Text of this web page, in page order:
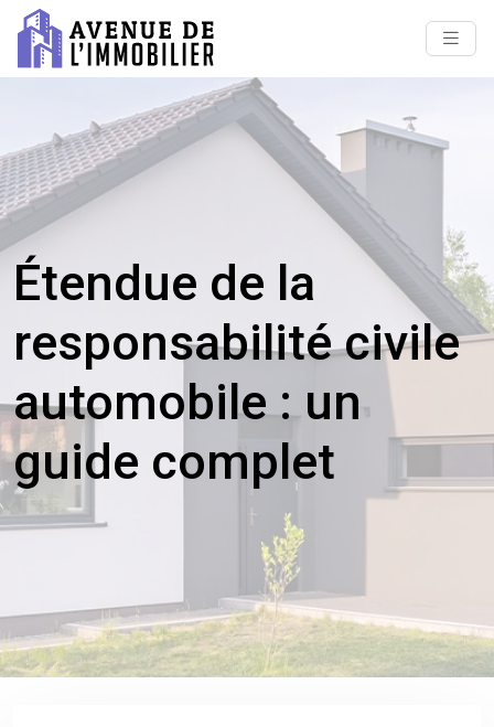
Étendue de la
responsabilité civile
automobile : un
guide complet